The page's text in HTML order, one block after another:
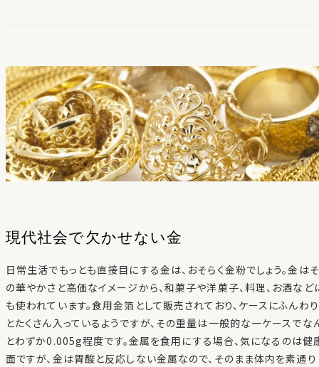
現代社会で欠かせない金
日常生活でもっとも直接目にする金は、おそらく金粉でしょう。金はそ
の華やかさと高価なイメージから、和菓子や洋菓子、料理、お酒など
も使われています。食用金箔として販売されており、ケースにふんわり
とたくさん入っているようですが、その重量は一般的な一ケースでな
とわずか0.005g程度です。金属を食用にする場合、気になるのは健
面ですが、金は胃酸と反応しない金属なので、そのまま体内を素通り